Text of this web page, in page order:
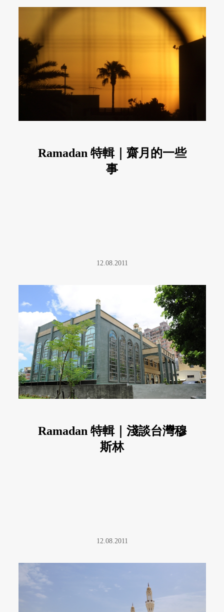
Ramadan 特輯｜齋月的一些
事
12.08.2011
Ramadan 特輯｜淺談台灣穆
斯林
12.08.2011